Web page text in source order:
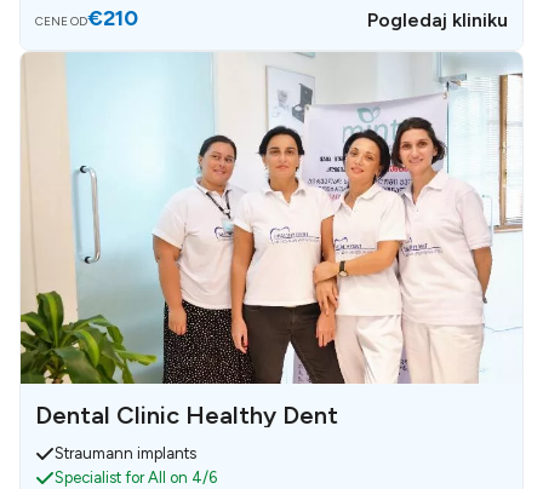
CENE OD€210 Pogledaj kliniku
Dental Clinic Healthy Dent
Straumann implants
Specialist for All on 4/6